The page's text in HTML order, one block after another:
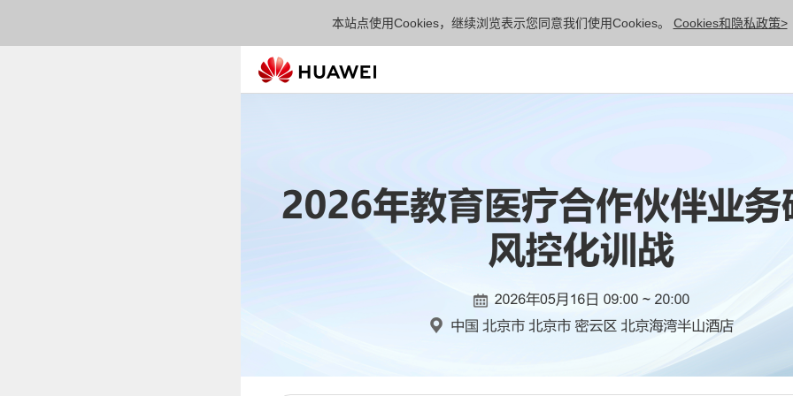
本站点使用Cookies，继续浏览表示您同意我们使用Cookies。 Cookies和隐私政策>